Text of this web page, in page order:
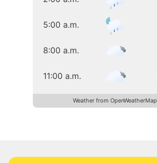
5:00 a.m.
8:00 a.m.
11:00 a.m.
Weather from OpenWeatherMap